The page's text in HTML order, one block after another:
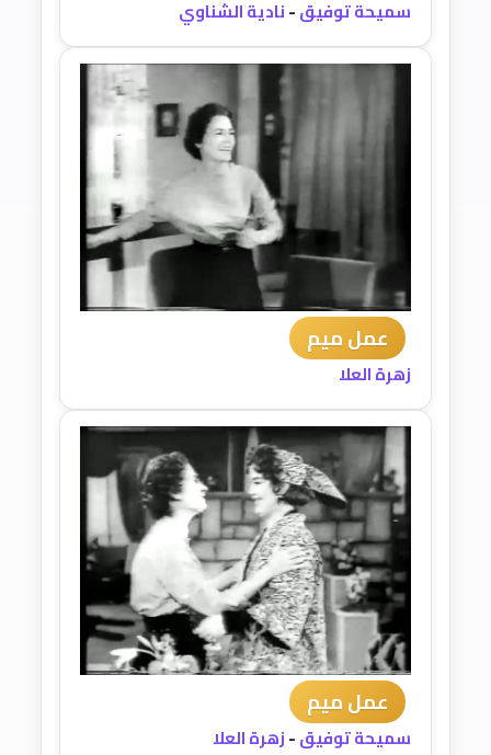
سميحة توفيق-نادية الشناوي
عمل ميم
زهرة العلا
عمل ميم
سميحة توفيق-زهرة العلا